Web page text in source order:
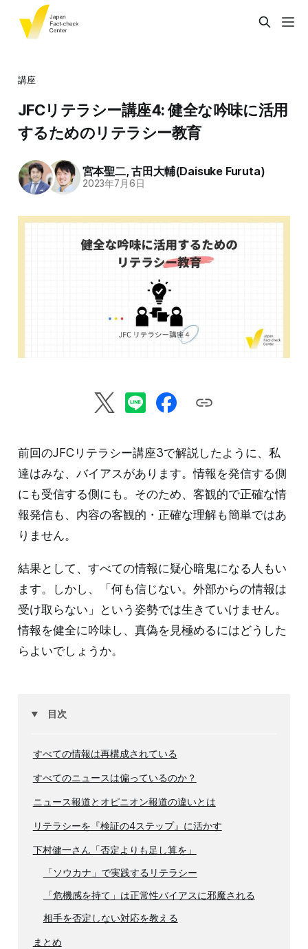
講座
JFCリテラシー講座4: 健全な吟味に活用
するためのリテラシー教育
宮本聖二,古田大輔(Daisuke Furuta)
2023年7月6日
前回のJFCリテラシー講座3で解説したように、私
達はみな、バイアスがあります。情報を発信する側
にも受信する側にも。そのため、客観的で正確な情
報発信も、内容の客観的・正確な理解も簡単ではあ
りません。
結果として、すべての情報に疑心暗鬼になる人もい
ます。しかし、「何も信じない。外部からの情報は
受け取らない」という姿勢では生きていけません。
情報を健全に吟味し、真偽を見極めるにはどうした
らよいでしょうか。
目次
すべての情報は再構成されている
すべてのニュースは偏っているのか？
ニュース報道とオピニオン報道の違いとは
リテラシーを『検証の4ステップ』に活かす
下村健一さん「否定よりも足し算を」
「ソウカナ」で実践するリテラシー
「危機感を持て」は正常性バイアスに邪魔される
相手を否定しない対応を教える
まとめ